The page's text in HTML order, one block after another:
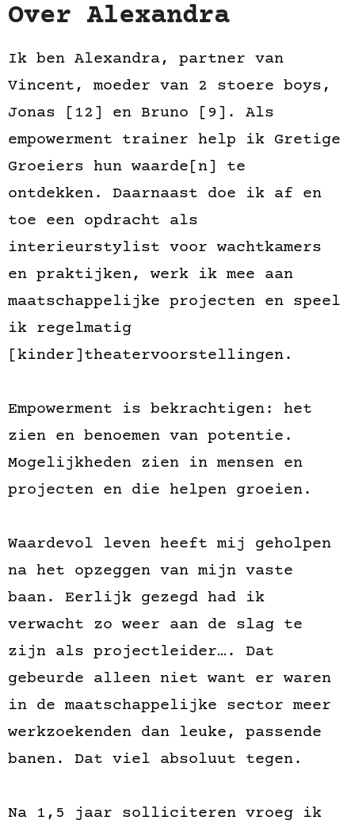
Over Alexandra
Ik ben Alexandra, partner van
Vincent, moeder van 2 stoere boys,
Jonas [12] en Bruno [9]. Als
empowerment trainer help ik Gretige
Groeiers hun waarde[n] te
ontdekken. Daarnaast doe ik af en
toe een opdracht als
interieurstylist voor wachtkamers
en praktijken, werk ik mee aan
maatschappelijke projecten en speel
ik regelmatig
[kinder]theatervoorstellingen.
Empowerment is bekrachtigen: het
zien en benoemen van potentie.
Mogelijkheden zien in mensen en
projecten en die helpen groeien.
Waardevol leven heeft mij geholpen
na het opzeggen van mijn vaste
baan. Eerlijk gezegd had ik
verwacht zo weer aan de slag te
zijn als projectleider…. Dat
gebeurde alleen niet want er waren
in de maatschappelijke sector meer
werkzoekenden dan leuke, passende
banen. Dat viel absoluut tegen.
Na 1,5 jaar solliciteren vroeg ik